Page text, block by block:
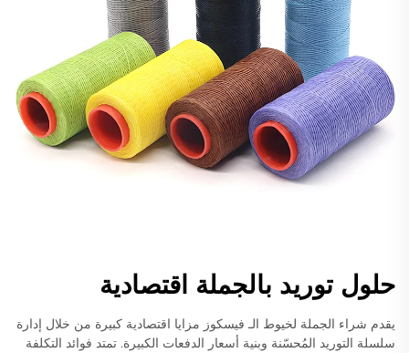
حلول توريد بالجملة اقتصادية
يقدم شراء الجملة لخيوط الـ فيسكوز مزايا اقتصادية كبيرة من خلال إدارة
سلسلة التوريد المُحسّنة وبنية أسعار الدفعات الكبيرة. تمتد فوائد التكلفة